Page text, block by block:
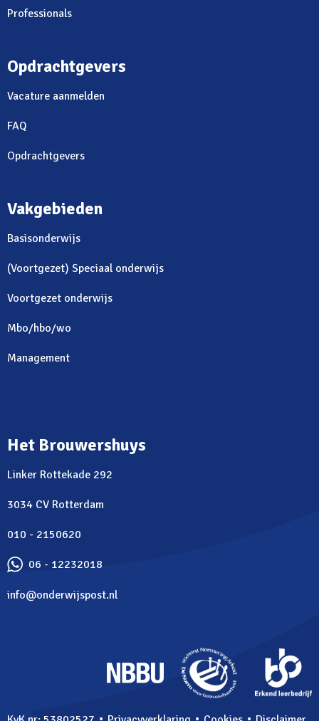
Professionals
Opdrachtgevers
Vacature aanmelden
FAQ
Opdrachtgevers
Vakgebieden
Basisonderwijs
(Voortgezet) Speciaal onderwijs
Voortgezet onderwijs
Mbo/hbo/wo
Management
Het Brouwershuys
Linker Rottekade 292
3034 CV Rotterdam
010 - 2150620
06 - 12232018
info@onderwijspost.nl